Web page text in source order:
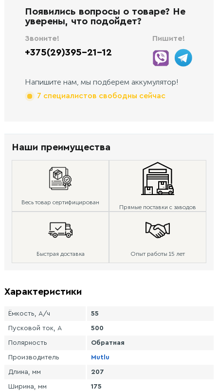
Появились вопросы о товаре? Не
уверены, что подойдет?
Звоните!
+375(29)395-21-12
Пишите!
Напишите нам, мы подберем аккумулятор!
7 специалистов свободны сейчас
Наши преимущества
Весь товар сертифицирован
Прямые поставки с заводов
Быстрая доставка Опыт работы 15 лет
Характеристики
Ёмкость, А/ч 55
Пусковой ток, А 500
Полярность Обратная
Производитель Mutlu
Длина, мм 207
Ширина, мм 175